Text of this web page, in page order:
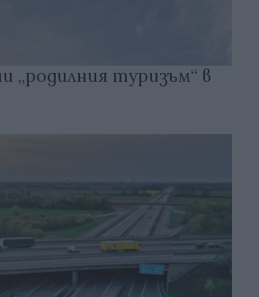
„родилния туризъм“ в